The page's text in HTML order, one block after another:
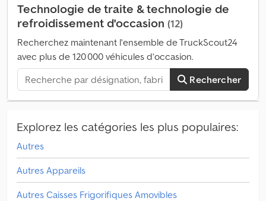
Technologie de traite & technologie de
refroidissement d'occasion (12)
Recherchez maintenant l’ensemble de TruckScout24
avec plus de 120 000 véhicules d’occasion.
Rechercher
Explorez les catégories les plus populaires:
Autres
Autres Appareils
Autres Caisses Frigorifiques Amovibles